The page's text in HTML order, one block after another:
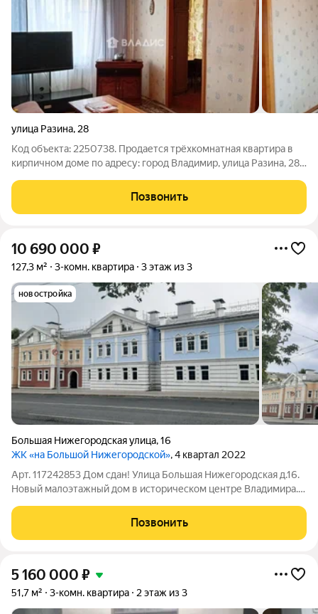
улица Разина, 28
Код объекта: 2250738. Продается трёхкомнатная квартира в
кирпичном доме по адресу: город Владимир, улица Разина, 28.
спокойном районе. Квартира расположена на 4 этаже 5-
этажного дома. Общая
Позвонить
10 690 000 ₽
127,3 м² 3-комн. квартира 3 этаж из 3
новостройка
Большая Нижегородская улица,16
ЖК «на Большой Нижегородской», 4 квартал 2022
Арт. 117242853 Дом сдан! Улица Большая Нижегородская д.16.
Новый малоэтажный дом в историческом центре Владимира.
старинных зданий. Предлагается к продаже шикарная
трехкомнатная квартира с
Позвонить
5 160 000 ₽
51,7 м² 3-комн. квартира 2 этаж из 3